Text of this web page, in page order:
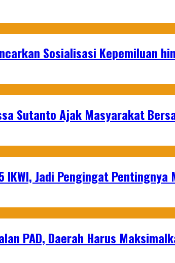
Sosialisasi Kepemiluan
Sutanto Ajak Masyarakat
IKWI, Jadi Pengingat
PAD, Daerah Harus